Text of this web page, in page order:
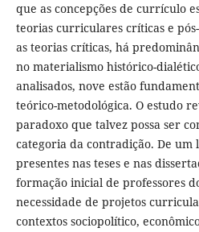
que as concepções de currículo
teorias curriculares críticas e
as teorias críticas, há
no materialismo histórico-
analisados, nove estão
teórico-metodológica. O estudo
paradoxo que talvez possa ser
categoria da contradição. De um
presentes nas teses e nas
formação inicial de professores
necessidade de projetos
contextos sociopolítico,